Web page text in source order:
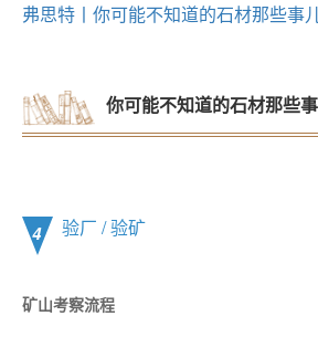
弗思特丨你可能不知道的石材那些事儿
你可能不知道的石材那些事
4 验厂 / 验矿
矿山考察流程